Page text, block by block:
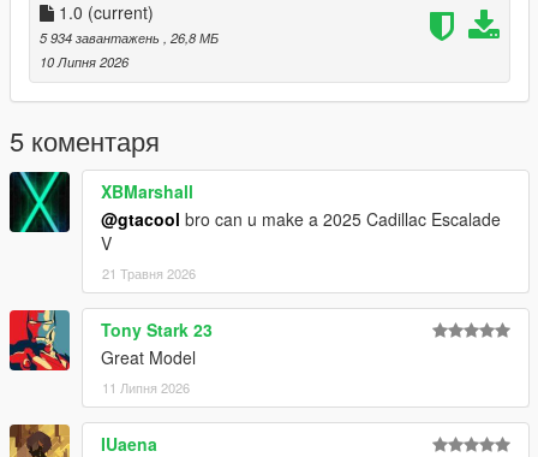
Use the modifier to brush the car by name, enter:
【evc23yuk】
-----------------------------------------------ENJOY !!!! - only if you
like it ---------------------------------------------
EVC=Excellent Vehicle Club: Aspire to bring interesting and
excellent mods to players worldwide!
俺的目标：洗心革面为全球玩家带来有趣精致的MOD！
1.0 (current)
5 934 завантажень
, 26,8 МБ
10 Липня 2026
5 коментаря
XBMarshall
@gtacool bro can u make a 2025 Cadillac Escalade
V
21 Травня 2026
Tony Stark 23
Great Model
11 Липня 2026
IUaena